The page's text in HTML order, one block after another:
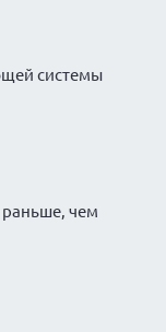
системы
раньше, чем